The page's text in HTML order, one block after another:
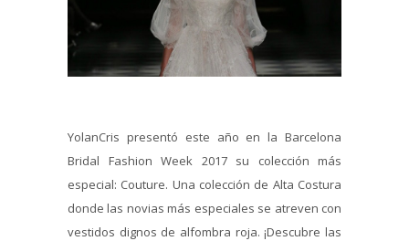
YolanCris presentó este año en la Barcelona
Bridal Fashion Week 2017 su colección más
especial: Couture. Una colección de Alta Costura
donde las novias más especiales se atreven con
vestidos dignos de alfombra roja. ¡Descubre las